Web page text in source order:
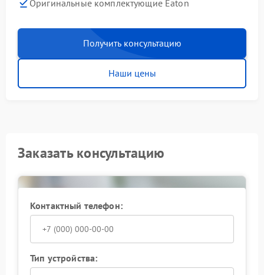
Оригинальные комплектующие Eaton
Получить консультацию
Наши цены
Заказать консультацию
Контактный телефон:
Тип устройства: